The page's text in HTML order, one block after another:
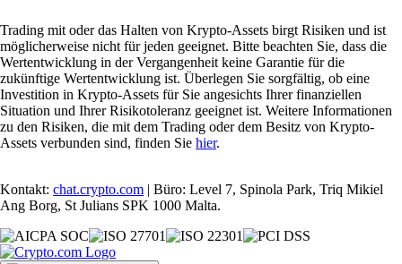
Trading mit oder das Halten von Krypto-Assets birgt Risiken und ist
möglicherweise nicht für jeden geeignet. Bitte beachten Sie, dass die
Wertentwicklung in der Vergangenheit keine Garantie für die
zukünftige Wertentwicklung ist. Überlegen Sie sorgfältig, ob eine
Investition in Krypto-Assets für Sie angesichts Ihrer finanziellen
Situation und Ihrer Risikotoleranz geeignet ist. Weitere Informationen
zu den Risiken, die mit dem Trading oder dem Besitz von Krypto-
Assets verbunden sind, finden Sie hier.
Kontakt: chat.crypto.com | Büro: Level 7, Spinola Park, Triq Mikiel
Ang Borg, St Julians SPK 1000 Malta.